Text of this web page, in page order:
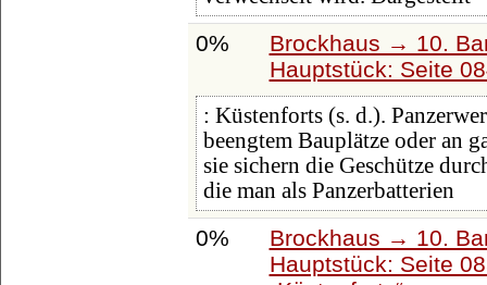
0%
Brockhaus → 10.
Hauptstück: Seite
: Küstenforts (s. d.).
beengtem Bauplätze oder an
sie sichern die Geschütze
die man als Panzerbatterien
0%
Brockhaus → 10.
Hauptstück: Seite